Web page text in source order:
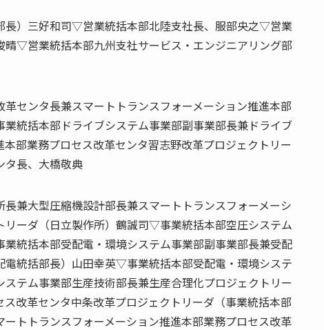
）三好和司▽営業統括本部北陸支社長、服部央之▽営業
▽営業統括本部九州支社サービス・エンジニアリング部
センタ長兼スマートトランスフォーメーション推進本部
統括本部ドライブシステム事業部副事業部長兼ドライブ
部業務プロセス改革センタ習志野改革プロジェクトリー
タ長、大橋敬典
兼大型圧縮機設計部長兼スマートトランスフォーメーシ
ーダ（日立製作所）鶴誠司▽事業統括本部空圧システム
統括本部受配電・環境システム事業部副事業部長兼受配
統括部長）山田幸英▽事業統括本部受配電・環境システ
テム事業部生産技術部長兼生産合理化プロジェクトリー
改革センタ中条改革プロジェクトリーダ（事業統括本部
トトランスフォーメーション推進本部業務プロセス改革